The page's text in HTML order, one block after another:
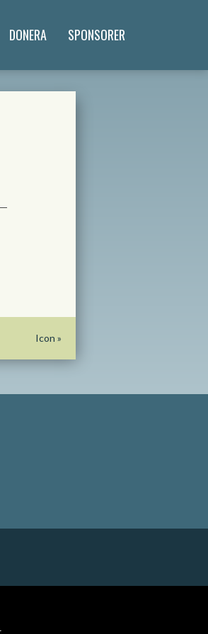
DONERA SPONSORER
Icon »